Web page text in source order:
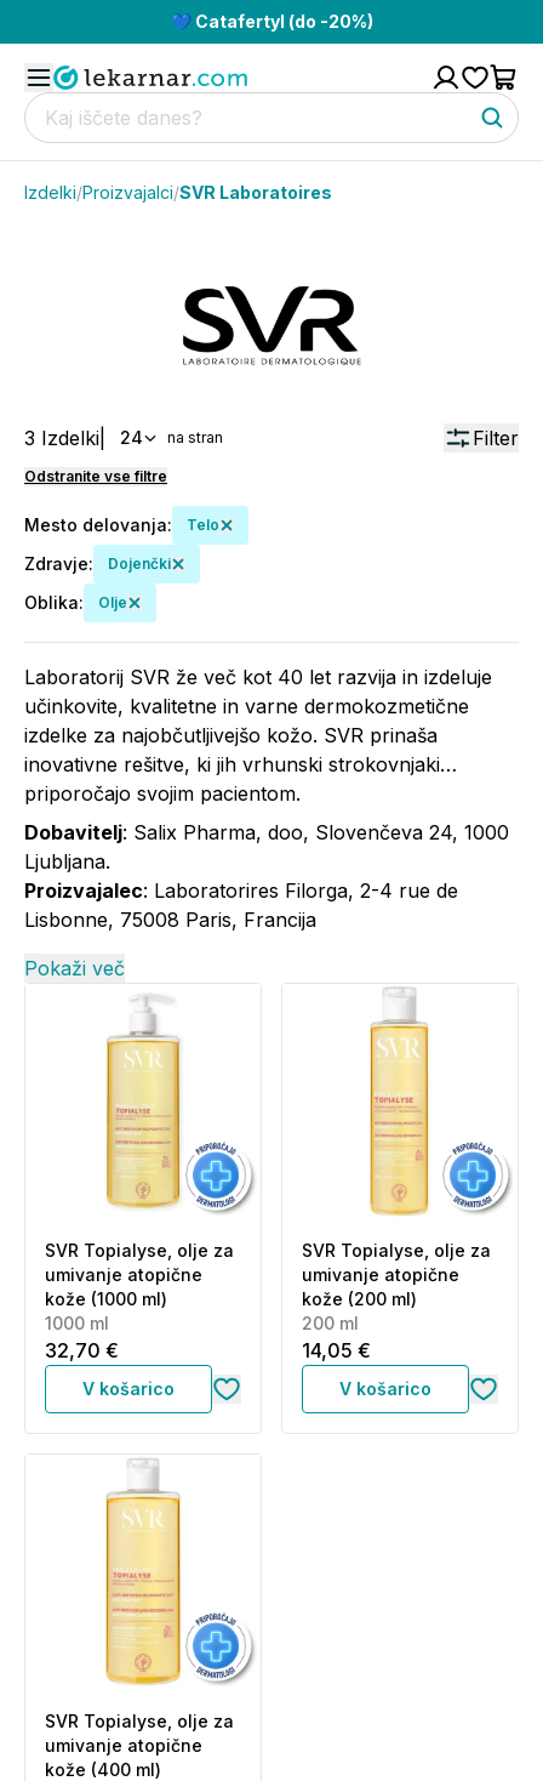
💙 Catafertyl (do -20%)
Izdelki/Proizvajalci/SVR Laboratoires
3 Izdelki 24 na stran Filter
Odstranite vse filtre
Mesto delovanja: Telo
Zdravje: Dojenčki
Oblika: Olje
Laboratorij SVR že več kot 40 let razvija in izdeluje
učinkovite, kvalitetne in varne dermokozmetične
izdelke za najobčutljivejšo kožo. SVR prinaša
inovativne rešitve, ki jih vrhunski strokovnjaki
priporočajo svojim pacientom.
Dobavitelj: Salix Pharma, doo, Slovenčeva 24, 1000
Ljubljana.
Proizvajalec: Laboratorires Filorga, 2-4 rue de
Lisbonne, 75008 Paris, Francija
Pokaži več
SVR Topialyse, olje za
umivanje atopične
kože (1000 ml)
1000 ml
32,70 €
V košarico
SVR Topialyse, olje za
umivanje atopične
kože (200 ml)
200 ml
14,05 €
V košarico
SVR Topialyse, olje za
umivanje atopične
kože (400 ml)